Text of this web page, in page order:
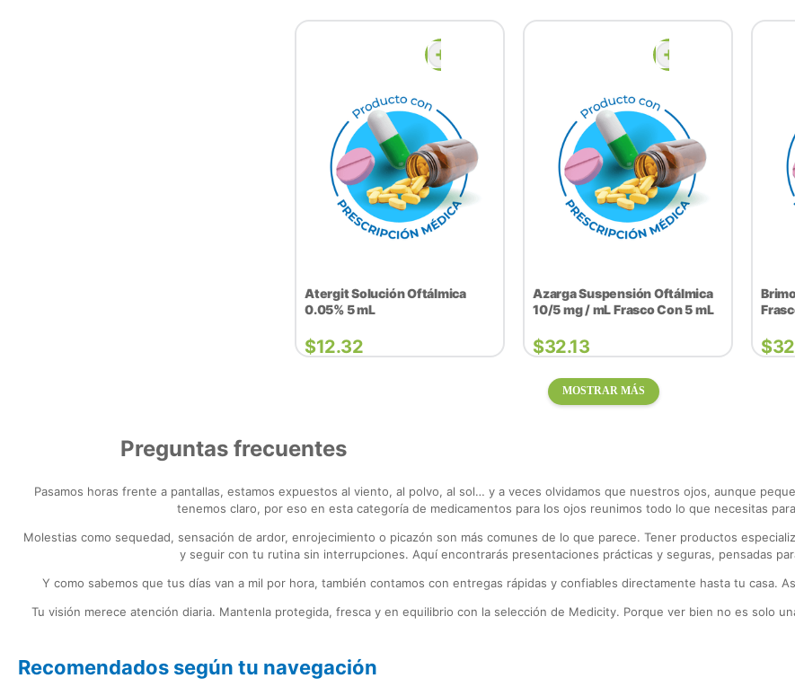
Atergit Solución Oftálmica
0.05% 5 mL
$12.32
Azarga Suspensión Oftálmica
10/5 mg / mL Frasco Con 5 mL
$32.13 $
MOSTRAR MÁS
Preguntas frecuentes
Pasamos horas frente a pantallas, estamos expuestos al viento, al polvo, al sol… y a veces olvidamos que nuestros ojos, aunque
tenemos claro, por eso en esta categoría de medicamentos para los ojos reunimos todo lo que necesitas
Molestias como sequedad, sensación de ardor, enrojecimiento o picazón son más comunes de lo que parece. Tener productos
y seguir con tu rutina sin interrupciones. Aquí encontrarás presentaciones prácticas y seguras, pensadas
Y como sabemos que tus días van a mil por hora, también contamos con entregas rápidas y confiables directamente hasta tu casa.
Tu visión merece atención diaria. Mantenla protegida, fresca y en equilibrio con la selección de Medicity. Porque ver bien no es solo
Recomendados según tu navegación